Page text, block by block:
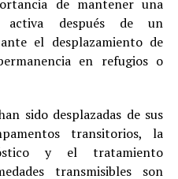
de mantener una
activa después de un
el desplazamiento de
en refugios o
sido desplazadas de sus
transitorios, la
y el tratamiento
transmisibles son